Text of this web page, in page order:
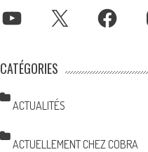
YOUTUBE X FACEBOOK
CATÉGORIES
ACTUALITÉS
ACTUELLEMENT CHEZ COBRA